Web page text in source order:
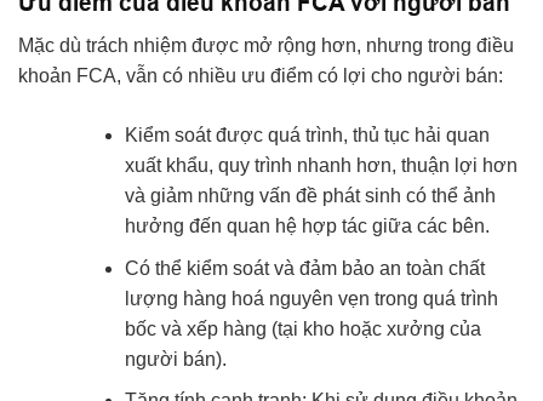
Mặc dù trách nhiệm được mở rộng hơn, nhưng trong điều
khoản FCA, vẫn có nhiều ưu điểm có lợi cho người bán:
Kiểm soát được quá trình, thủ tục hải quan
xuất khẩu, quy trình nhanh hơn, thuận lợi hơn
và giảm những vấn đề phát sinh có thể ảnh
hưởng đến quan hệ hợp tác giữa các bên.
Có thể kiểm soát và đảm bảo an toàn chất
lượng hàng hoá nguyên vẹn trong quá trình
bốc và xếp hàng (tại kho hoặc xưởng của
người bán).